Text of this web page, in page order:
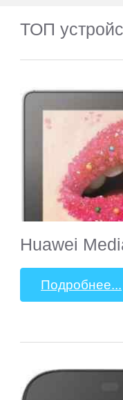
ТОП
Huawei
Подробнее...